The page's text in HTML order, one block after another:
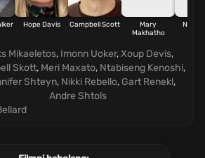
Hope Davis Campbell Scott
Mary
Makhatho
Mikaeletos, Imonn Uoker,Xoup Devis,
Skott, Meri Maxato, Ntabiseng Kenoshi,
Shteyn, Nikki Rebello, Gart Renekl,
Andre Shtols